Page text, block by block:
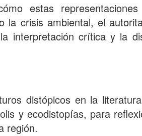
estas
la crisis ambiental, el
interpretación crítica y la
distópicos en la
y ecodistopías, para
región.